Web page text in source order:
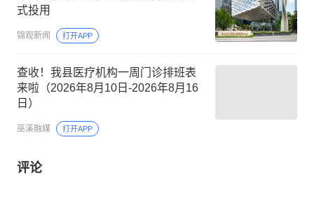
式投用
锦观新闻 打开APP
查收！我县医疗机构一周门诊排班表
来啦（2026年8月10日-2026年8月16
日）
巫溪融媒 打开APP
评论